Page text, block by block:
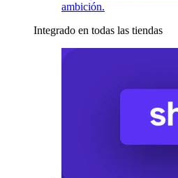
ambición.
Integrado en todas las tiendas